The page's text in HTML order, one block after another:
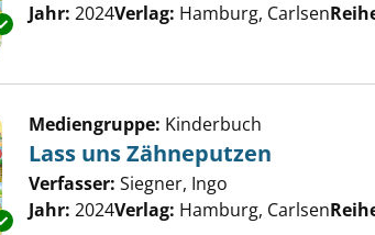
Exemplar-Details von Das seltsame Ei
Jahr: 2024Verlag: Hamburg, Carlsen
Exemplar-Details von Lass uns Zähneputzen
Mediengruppe: Kinderbuch
Lass uns Zähneputzen
Verfasser: Siegner, Ingo
Jahr: 2024Verlag: Hamburg, Carlsen